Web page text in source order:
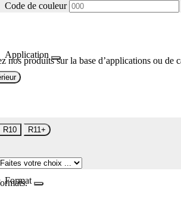
Code de couleur
Application
nos produits sur la base d’applications ou de
R10 R11+
Format